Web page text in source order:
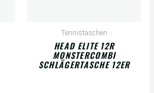
Tennistaschen
HEAD ELITE 12R
MONSTERCOMBI
SCHLÄGERTASCHE 12ER